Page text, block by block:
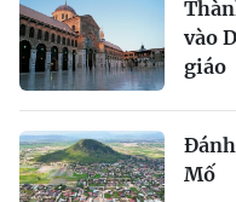
vào
giáo
Mố